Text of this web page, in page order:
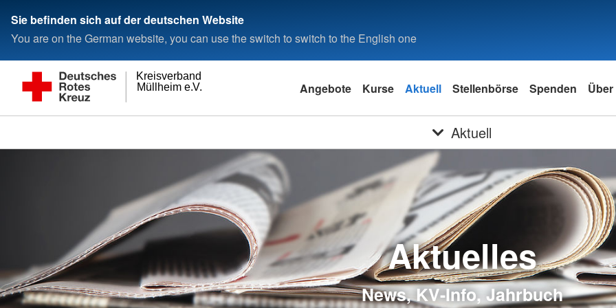
Sie befinden sich auf der deutschen Website
You are on the German website, you can use the switch to switch to the English one
Müllheim e.V.
Kreisverband
Angebote Kurse Aktuell Stellenbörse Spenden
Aktuell
Aktuelles
News, KV-Info, Jahrbuch